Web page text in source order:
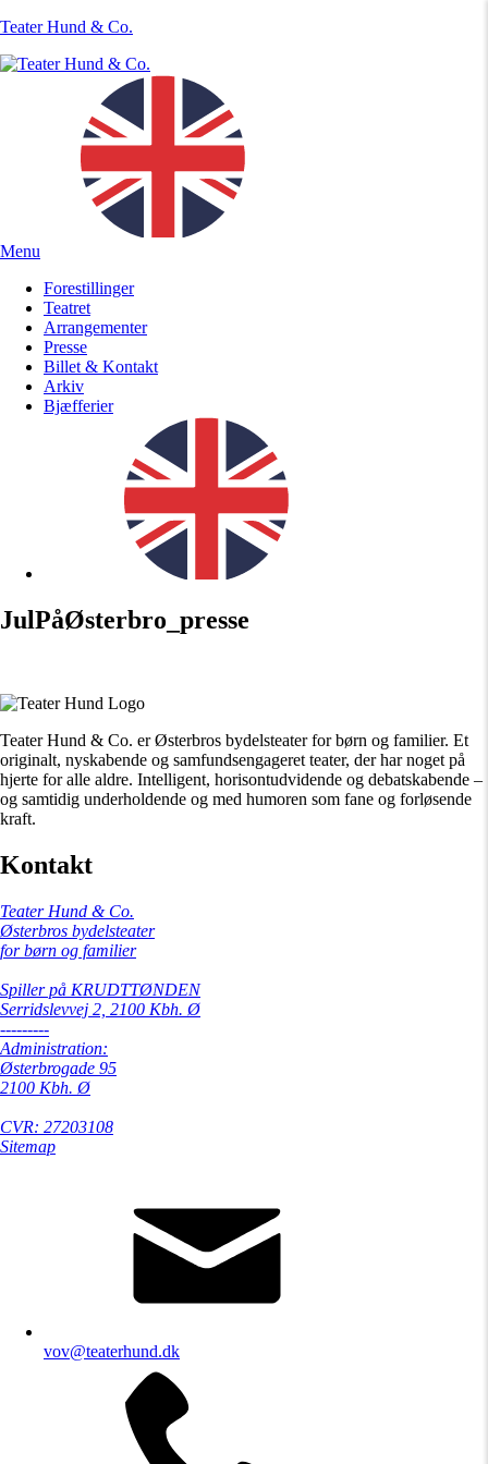
Teater Hund & Co.
Menu
Forestillinger
Teatret
Arrangementer
Presse
Billet & Kontakt
Arkiv
Bjæfferier
JulPåØsterbro_presse
Teater Hund & Co. er Østerbros bydelsteater for børn og familier. Et
originalt, nyskabende og samfundsengageret teater, der har noget på
hjerte for alle aldre. Intelligent, horisontudvidende og debatskabende –
og samtidig underholdende og med humoren som fane og forløsende
kraft.
Kontakt
Teater Hund & Co.
Østerbros bydelsteater
for børn og familier
Spiller på KRUDTTØNDEN
Serridslevvej 2, 2100 Kbh. Ø
---------
Administration:
Østerbrogade 95
2100 Kbh. Ø
CVR: 27203108
Sitemap
vov@teaterhund.dk